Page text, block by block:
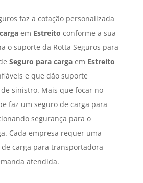
faz a cotação personalizada
em Estreito conforme a sua
o suporte da Rotta Seguros para
Seguro para cargaem Estreito
e que dão suporte
sinistro. Mais que focar no
faz um seguro de carga para
segurança para o
Cada empresa requer uma
carga para transportadora
atendida.